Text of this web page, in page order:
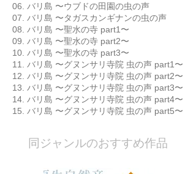
06. バリ島 〜ウブドの田園の虫の声
07. バリ島 〜タガスカンギナンの虫の声
08. バリ島 〜聖水の寺 part1〜
09. バリ島 〜聖水の寺 part2〜
10. バリ島 〜聖水の寺 part3〜
11. バリ島 〜グヌンサリ寺院 虫の声 part1〜
12. バリ島 〜グヌンサリ寺院 虫の声 part2〜
13. バリ島 〜グヌンサリ寺院 虫の声 part3〜
14. バリ島 〜グヌンサリ寺院 虫の声 part4〜
15. バリ島 〜グヌンサリ寺院 虫の声 part5〜
​同ジャンルのおすすめ作品